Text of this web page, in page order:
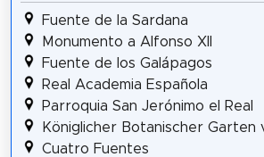
Fuente de la Sardana
Monumento a Alfonso XII
Fuente de los Galápagos
Real Academia Española
Parroquia San Jerónimo el Real
Königlicher Botanischer Garten
Cuatro Fuentes